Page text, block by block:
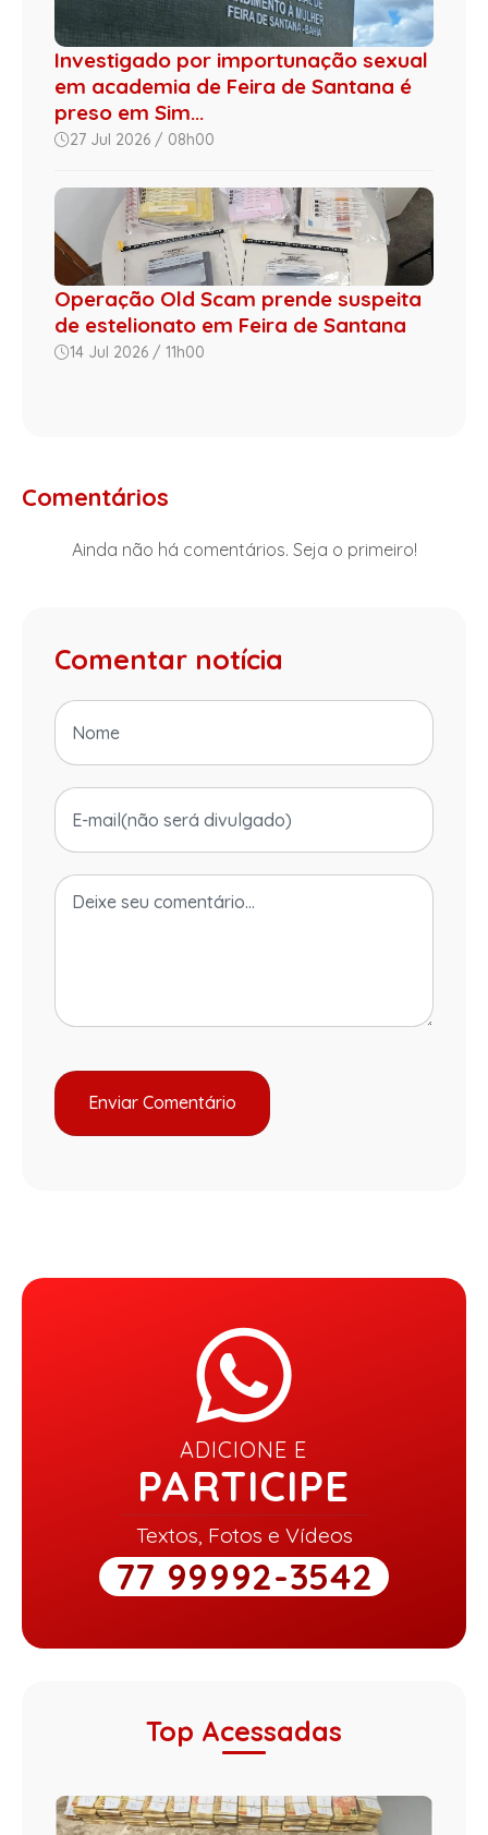
Investigado por importunação sexual
em academia de Feira de Santana é
preso em Sim...
27 Jul 2026 / 08h00
Operação Old Scam prende suspeita
de estelionato em Feira de Santana
14 Jul 2026 / 11h00
Comentários
Ainda não há comentários. Seja o primeiro!
Comentar notícia
ADICIONE E
PARTICIPE
Textos, Fotos e Vídeos
77 99992-3542
Top Acessadas